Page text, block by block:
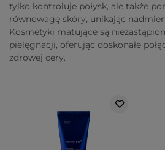
tylko kontroluje połysk, ale także
równowagę skóry, unikając
Kosmetyki matujące są
pielęgnacji, oferując doskonałe
zdrowej cery.